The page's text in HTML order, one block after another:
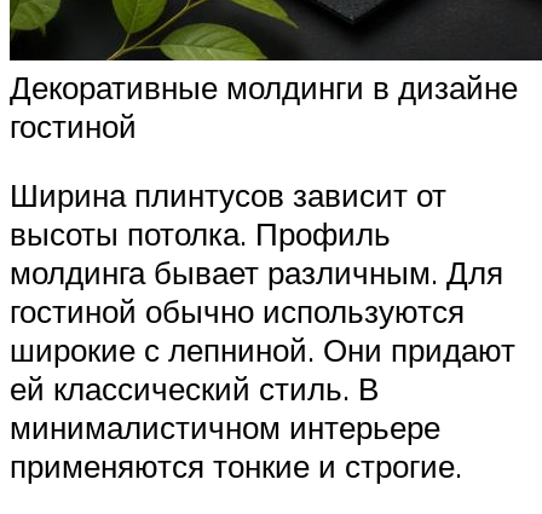
Декоративные молдинги в дизайне
гостиной
Ширина плинтусов зависит от
высоты потолка. Профиль
молдинга бывает различным. Для
гостиной обычно используются
широкие с лепниной. Они придают
ей классический стиль. В
минималистичном интерьере
применяются тонкие и строгие.